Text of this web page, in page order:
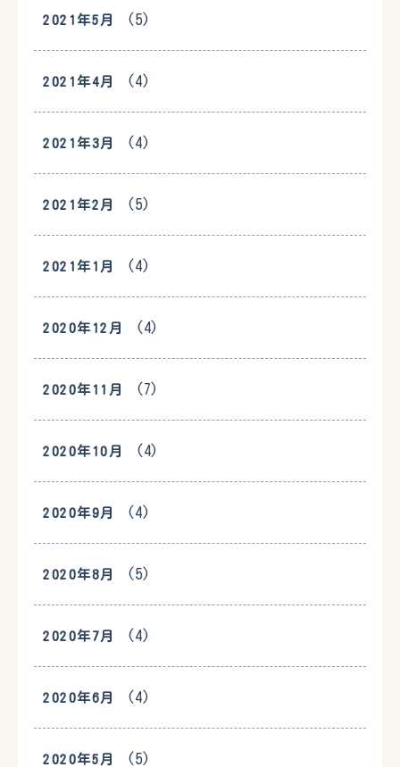
2021年5月 (5)
2021年4月 (4)
2021年3月 (4)
2021年2月 (5)
2021年1月 (4)
2020年12月 (4)
2020年11月 (7)
2020年10月 (4)
2020年9月 (4)
2020年8月 (5)
2020年7月 (4)
2020年6月 (4)
2020年5月 (5)